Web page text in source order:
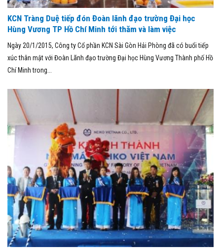
KCN Tràng Duệ tiếp đón Đoàn lãnh đạo trường Đại học
Hùng Vương TP Hồ Chí Minh tới thăm và làm việc
Ngày 20/1/2015, Công ty Cổ phần KCN Sài Gòn Hải Phòng đã có buổi tiếp
xúc thân mật với Đoàn Lãnh đạo trường Đại học Hùng Vương Thành phố Hồ
Chí Minh trong...